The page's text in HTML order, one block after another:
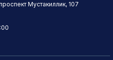
Мустакиллик, 107